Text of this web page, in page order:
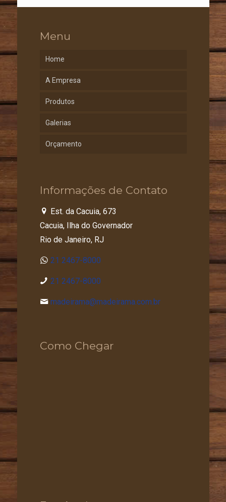
Menu
Home
A Empresa
Produtos
Galerias
Orçamento
Informações de Contato
Est. da Cacuia, 673
Cacuia, Ilha do Governador
Rio de Janeiro, RJ
21 2467-8000
21 2467-8000
madeirama@madeirama.com.br
Como Chegar